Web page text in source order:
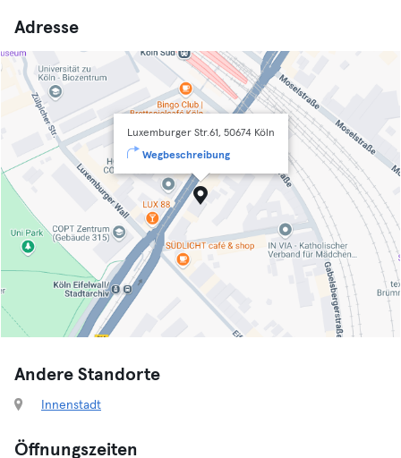
Adresse
Luxemburger Str.61, 50674 Köln
Wegbeschreibung
Andere Standorte
Innenstadt
Öffnungszeiten